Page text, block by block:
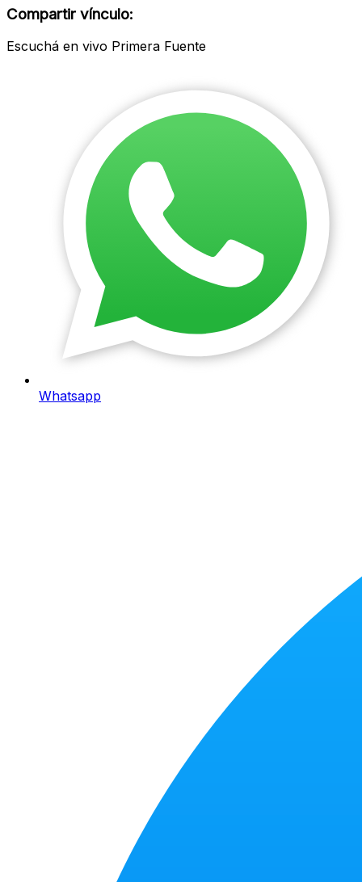
modal
Compartir vínculo:
Escuchá en vivo Primera Fuente
Whatsapp